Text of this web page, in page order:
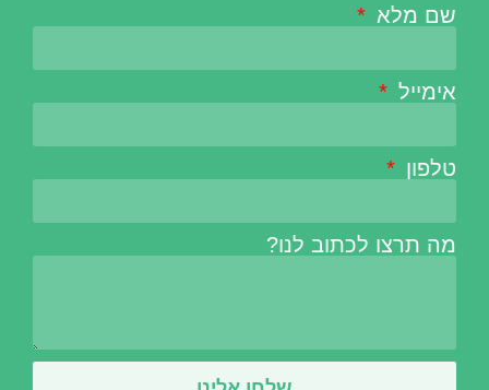
שם מלא
אימייל
טלפון
מה תרצו לכתוב לנו?